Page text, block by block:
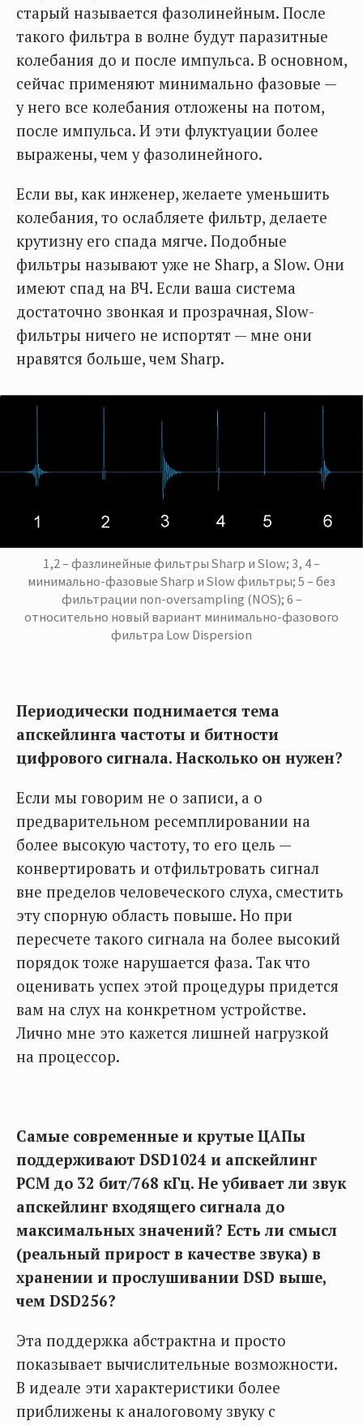
старый называется фазолинейным. После
такого фильтра в волне будут паразитные
колебания до и после импульса. В основном,
сейчас применяют минимально фазовые —
у него все колебания отложены на потом,
после импульса. И эти флуктуации более
выражены, чем у фазолинейного.
Если вы, как инженер, желаете уменьшить
колебания, то ослабляете фильтр, делаете
крутизну его спада мягче. Подобные
фильтры называют уже не Sharp, а Slow. Они
имеют спад на ВЧ. Если ваша система
достаточно звонкая и прозрачная, Slow-
фильтры ничего не испортят — мне они
нравятся больше, чем Sharp.
1,2 – фазлинейные фильтры Sharp и Slow; 3, 4 –
минимально-фазовые Sharp и Slow фильтры; 5 – без
фильтрации non-oversampling (NOS); 6 –
относительно новый вариант минимально-фазового
фильтра Low Dispersion
Периодически поднимается тема
апскейлинга частоты и битности
цифрового сигнала. Насколько он нужен?
Если мы говорим не о записи, а о
предварительном ресемплировании на
более высокую частоту, то его цель —
конвертировать и отфильтровать сигнал
вне пределов человеческого слуха, сместить
эту спорную область повыше. Но при
пересчете такого сигнала на более высокий
порядок тоже нарушается фаза. Так что
оценивать успех этой процедуры придется
вам на слух на конкретном устройстве.
Лично мне это кажется лишней нагрузкой
на процессор.
Самые современные и крутые ЦАПы
поддерживают DSD1024 и апскейлинг
PCM до 32 бит/768 кГц. Не убивает ли звук
апскейлинг входящего сигнала до
максимальных значений? Есть ли смысл
(реальный прирост в качестве звука) в
хранении и прослушивании DSD выше,
чем DSD256?
Эта поддержка абстрактна и просто
показывает вычислительные возможности.
В идеале эти характеристики более
приближены к аналоговому звуку с